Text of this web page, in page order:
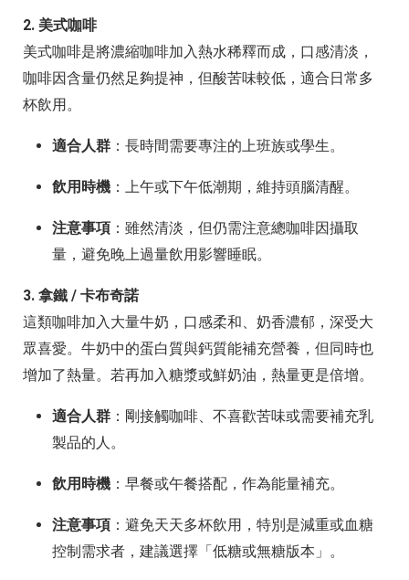
2. 美式咖啡
美式咖啡是將濃縮咖啡加入熱水稀釋而成，口感清淡，
咖啡因含量仍然足夠提神，但酸苦味較低，適合日常多
杯飲用。
適合人群 ：長時間需要專注的上班族或學生。
飲用時機 ：上午或下午低潮期，維持頭腦清醒。
注意事項 ：雖然清淡，但仍需注意總咖啡因攝取
量，避免晚上過量飲用影響睡眠。
3. 拿鐵 / 卡布奇諾
這類咖啡加入大量牛奶，口感柔和、奶香濃郁，深受大
眾喜愛。牛奶中的蛋白質與鈣質能補充營養，但同時也
增加了熱量。若再加入糖漿或鮮奶油，熱量更是倍增。
適合人群 ：剛接觸咖啡、不喜歡苦味或需要補充乳
製品的人。
飲用時機 ：早餐或午餐搭配，作為能量補充。
注意事項 ：避免天天多杯飲用，特別是減重或血糖
控制需求者，建議選擇「低糖或無糖版本」。